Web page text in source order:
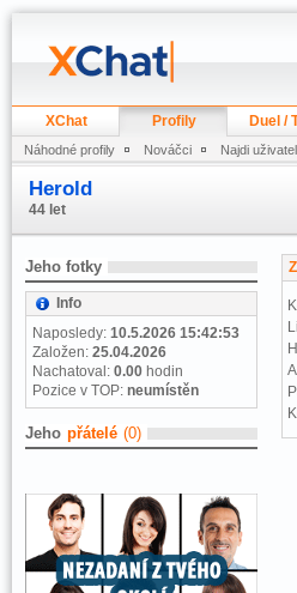
XChat Profily Duel /
Náhodné profily Nováčci Najdi
Herold
44 let
Jeho fotky
Info
Naposledy: 10.5.2026 15:42:53
Založen: 25.04.2026
Nachatoval: 0.00 hodin
Pozice v TOP: neumístěn
Jeho přátelé (0)